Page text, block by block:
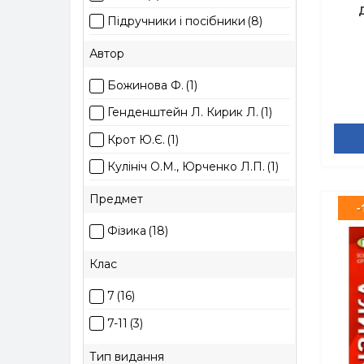
Підручники і посібники (8)
ПЕТ
Автор
Божинова Ф. (1)
Генденштейн Л. Кирик Л. (1)
Крот Ю.Є. (1)
Кулініч О.М., Юрченко Л.П. (1)
Лящук З., Федчишин О.,
Мацюк В., Струж Н.
Мозель О.О., Александрова
Предмет
Фізика (18)
Клас
7 (16)
7-11 (3)
Тип видання
-